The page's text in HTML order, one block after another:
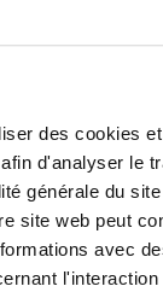
des cookies
d'analyser le
générale du
site web peut
avec